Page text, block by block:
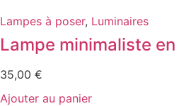
Lampes à poser, Luminaires
Lampe minimaliste
35,00 €
Ajouter au panier